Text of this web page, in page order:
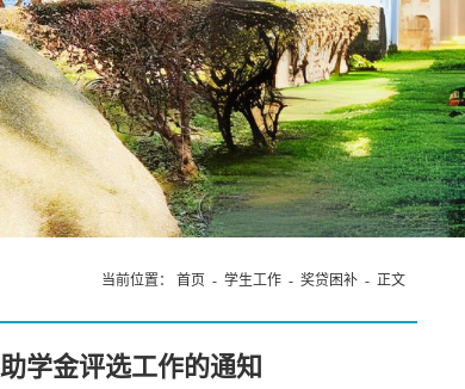
当前位置： 首页 - 学生工作- 奖贷困补- 正文
学金评选工作的通知